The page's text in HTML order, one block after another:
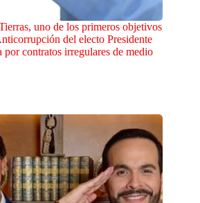
uno de los primeros objetivos
del electo Presidente
contratos irregulares de medio